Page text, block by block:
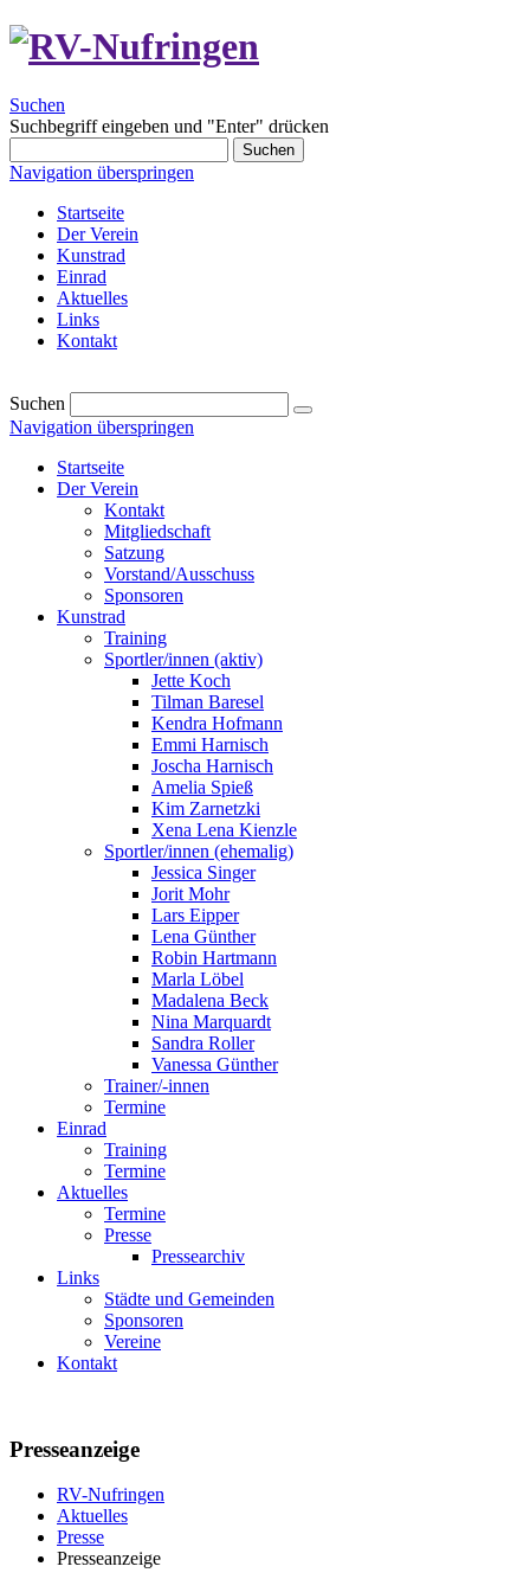
Suchen
Suchbegriff eingeben und "Enter" drücken
Suchen
Navigation überspringen
Startseite
Der Verein
Kunstrad
Einrad
Aktuelles
Links
Kontakt
Suchen
Navigation überspringen
Startseite
Der Verein
Kontakt
Mitgliedschaft
Satzung
Vorstand/Ausschuss
Sponsoren
Kunstrad
Training
Sportler/innen (aktiv)
Jette Koch
Tilman Baresel
Kendra Hofmann
Emmi Harnisch
Joscha Harnisch
Amelia Spieß
Kim Zarnetzki
Xena Lena Kienzle
Sportler/innen (ehemalig)
Jessica Singer
Jorit Mohr
Lars Eipper
Lena Günther
Robin Hartmann
Marla Löbel
Madalena Beck
Nina Marquardt
Sandra Roller
Vanessa Günther
Trainer/-innen
Termine
Einrad
Training
Termine
Aktuelles
Termine
Presse
Pressearchiv
Links
Städte und Gemeinden
Sponsoren
Vereine
Kontakt
Presseanzeige
RV-Nufringen
Aktuelles
Presse
Presseanzeige